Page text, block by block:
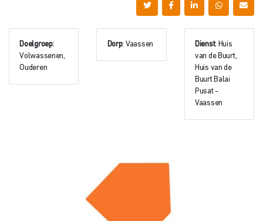
Doelgroep:
Volwassenen,
Ouderen
Dorp: Vaassen Dienst: Huis
van de Buurt,
Huis van de
Buurt Balai
Pusat -
Vaassen